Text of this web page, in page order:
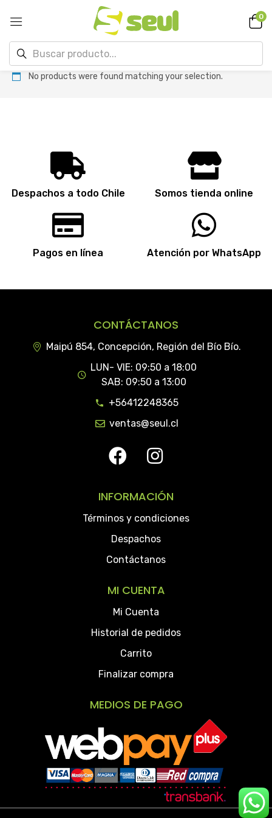
0
No products were found matching your selection.
Despachos a todo Chile Somos tienda online
Pagos en línea Atención por WhatsApp
CONTÁCTANOS
Maipú 854, Concepción, Región del Bío Bío.
LUN- VIE: 09:50 a 18:00
SAB: 09:50 a 13:00
+56412248365
ventas@seul.cl
INFORMACIÓN
Términos y condiciones
Despachos
Contáctanos
MI CUENTA
Mi Cuenta
Historial de pedidos
Carrito
Finalizar compra
MEDIOS DE PAGO